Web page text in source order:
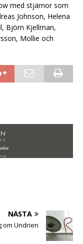
med stjärnor som
Johnson, Helena
Björn Kjellman,
Mollie och
NÄSTA
om Undrien